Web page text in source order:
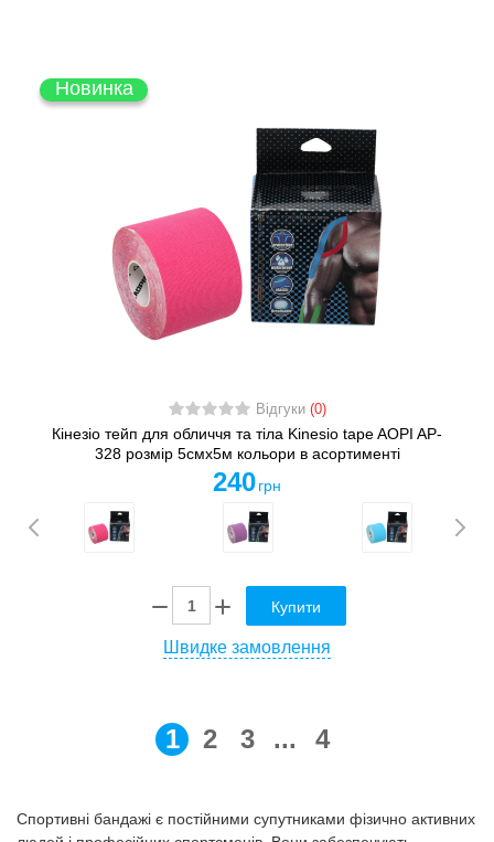
Новинка
Відгуки (0)
Кінезіо тейп для обличчя та тіла Kinesio tape AOPI AP-
328 розмір 5смх5м кольори в асортименті
240 грн
Купити
Швидке замовлення
1 2 3 ... 4
Спортивні бандажі є постійними супутниками фізично активних